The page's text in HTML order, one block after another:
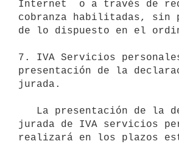
Internet  o a través de
cobranza habilitadas, sin
de lo dispuesto en el
7. IVA Servicios
presentación de la
jurada.
jurada de IVA servicios
realizará en los plazos